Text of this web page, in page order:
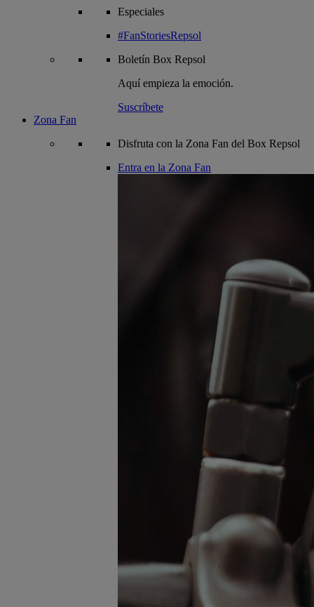
Especiales
#FanStoriesRepsol
Boletín Box Repsol
Aquí empieza la emoción.
Suscríbete
Zona Fan
Disfruta con la Zona Fan del Box Repsol
Entra en la Zona Fan